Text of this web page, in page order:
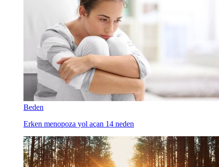
Beden
Erken menopoza yol açan 14 neden